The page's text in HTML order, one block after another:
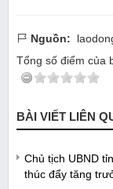
Nguồn:
Tổng số điểm của
BÀI VIẾT LIÊN
Chủ tịch UBND
thúc đẩy tăng